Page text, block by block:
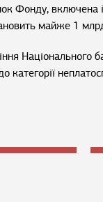
Фонду, включена
майже 1
Національного
категорії